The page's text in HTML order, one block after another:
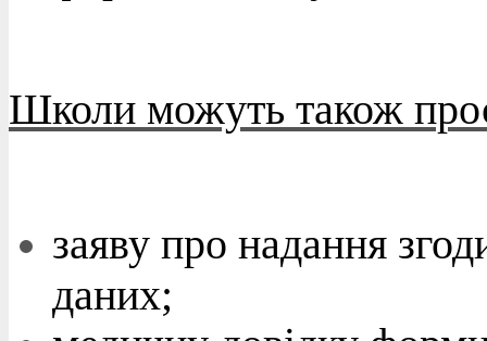
Школи можуть також
заяву про надання
даних;